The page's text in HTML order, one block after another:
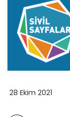
28 Ekim 2021